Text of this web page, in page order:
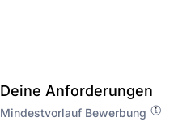
Deine Anforderungen
Mindestvorlauf Bewerbung